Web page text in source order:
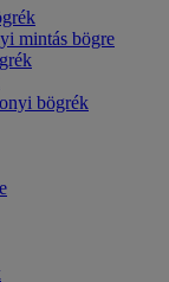
mintás bögre
bögrék